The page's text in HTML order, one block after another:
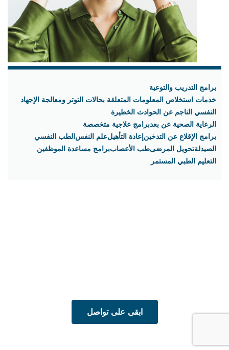
برامج التدريب والتوعية
خدمات استخلاص المعلومات المتعلقة بحالات التوتر ومعالجة الإجهاد
النفسي الناجم عن الحوادث الخطيرة
الرعاية الصحية عن بعدبرامج علاجية متخصصة
برامج الإقلاع عن التدخينإعادة التأهيلعلم النفسالطب النفسي
الصيدلةتحويل المرضىطب الأعصاببرامج مساعدة الموظفين
التعليم الطبي المستمر
ابقى على تواصل